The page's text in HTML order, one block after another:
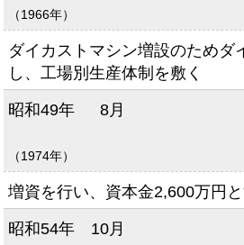
（1966年）
ダイカストマシン増設のためダ
し、工場別生産体制を敷く
昭和49年 8月
（1974年）
増資を行い、資本金2,600万円
昭和54年 10月